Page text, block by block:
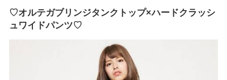
♡オルテガブリンジタンクトップ×ハードクラッシ
ュワイドパンツ♡